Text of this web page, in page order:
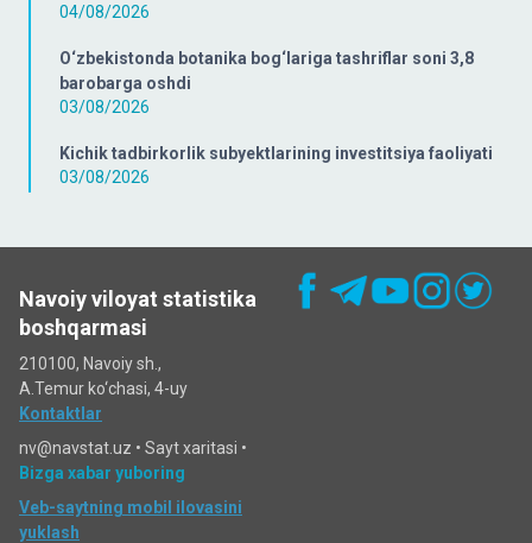
04/08/2026
O‘zbekistonda botanika bog‘lariga tashriflar soni 3,8
barobarga oshdi
03/08/2026
Kichik tadbirkorlik subyektlarining investitsiya faoliyati
03/08/2026
Navoiy viloyat statistika
boshqarmasi
210100, Navoiy sh.,
A.Temur ko‘chаsi, 4-uy
Kontaktlar
nv@navstat.uz • Sayt xaritasi •
Bizga xabar yuboring
Veb-saytning mobil ilovasini
yuklash